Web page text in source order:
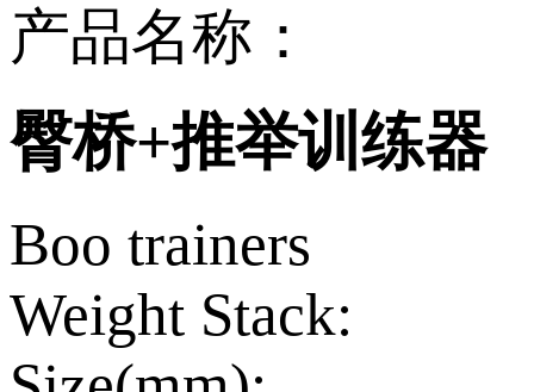
产品名称：
臀桥+推举训练器
Boo trainers
Weight Stack: